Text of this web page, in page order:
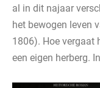
al in dit najaar
het bewogen leven
1806). Hoe vergaat
een eigen herberg.